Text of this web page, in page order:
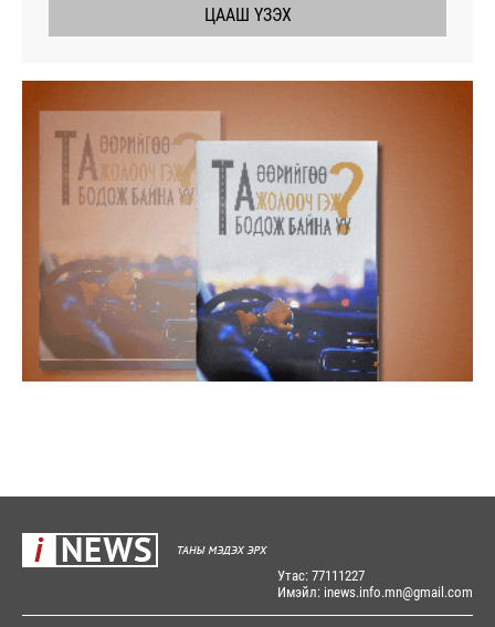
ЦААШ ҮЗЭХ
Утас: 77111227
Имэйл: inews.info.mn@gmail.com